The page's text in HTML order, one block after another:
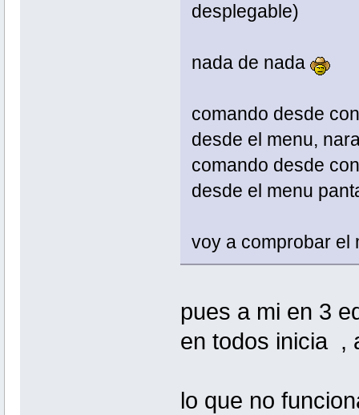
desplegable)
nada de nada
comando desde
desde el menu,
comando desde
desde el menu
voy a comprobar el
pues a mi en 3
en todos inicia ,
lo que no